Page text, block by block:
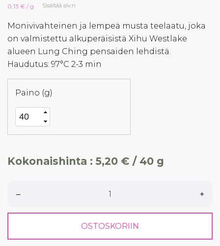
0,13 € / g Sisältää alv:n
Monivivahteinen ja lempeä musta teelaatu, joka
on valmistettu alkuperäisistä Xihu Westlake
alueen Lung Ching pensaiden lehdistä.
Haudutus: 97°C 2-3 min
Paino (g)
Kokonaishinta : 5,20 € / 40 g
– +
OSTOSKORIIN